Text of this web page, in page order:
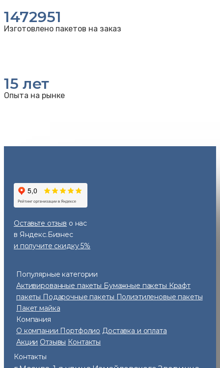
1472951
Изготовлено пакетов на заказ
15 лет
Опыта на рынке
Оставьте отзыв о нас
в Яндекс.Бизнес
и получите скидку 5%
Популярные категории
Активированные пакеты Бумажные пакеты Крафт
пакеты Подарочные пакеты Полиэтиленовые пакеты
Пакет майка
Компания
О компании Портфолио Доставка и оплата
Акции Отзывы Контакты
Контакты